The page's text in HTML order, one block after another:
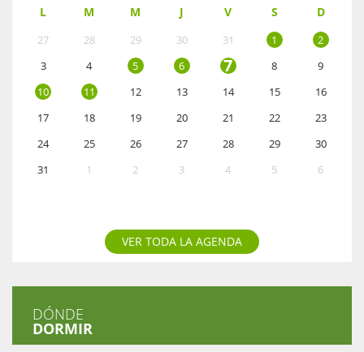
L M M J V S D
27 28 29 30 31 1
2
3
4 5 6 7 8
9
10
11 12 13 14 15
16
17
18 19 20 21 22
23
24
25 26 27 28 29
30
31
1 2 3 4 5 6
VER TODA LA AGENDA
DÓNDE
DORMIR